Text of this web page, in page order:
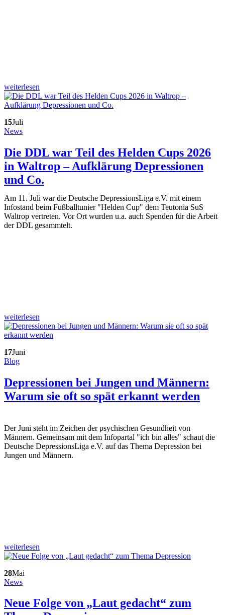
weiterlesen
15Juli
News
Die DDL war Teil des Helden Cups 2026
in Waltrop – Aufklärung Depressionen
und Co.
Am 11. Juli war die Deutsche DepressionsLiga e.V. mit einem
Infostand beim Fußballtunier "Helden Cup" dem Teutonia SuS
Waltrop vertreten. Vor Ort wurden u.a. auch Spenden für die Arbeit
der DDL gesammtelt.
weiterlesen
17Juni
Blog
Depressionen bei Jungen und Männern:
Warum sie oft so spät erkannt werden
Der Juni steht im Zeichen der psychischen Gesundheit von
Männern. Gemeinsam mit dem Infopartal "ich bin alles" schaut die
Deutsche DepressionsLiga e.V. auf das Thema Depression bei
Jungen und Männern.
weiterlesen
28Mai
News
Neue Folge von „Laut gedacht“ zum